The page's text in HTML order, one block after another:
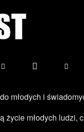
młodych i
młodych ludzi,